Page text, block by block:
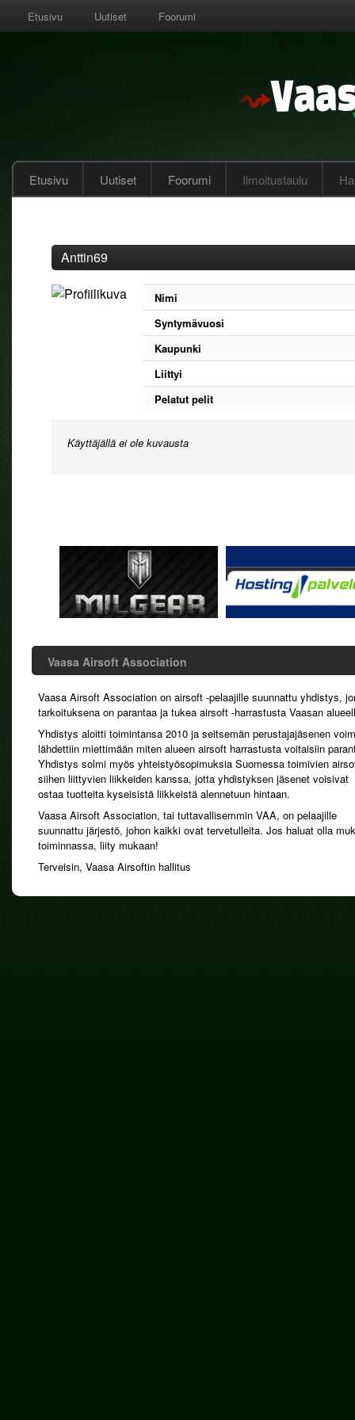
Etusivu Uutiset Foorumi
Etusivu Uutiset Foorumi Ilmoitustaulu
Anttin69
Nimi
Syntymävuosi
Kaupunki
Liittyi
Pelatut pelit
Käyttäjällä ei ole kuvausta
Vaasa Airsoft Association
Vaasa Airsoft Association on airsoft -pelaajille suunnattu yhdistys,
tarkoituksena on parantaa ja tukea airsoft -harrastusta Vaasan
Yhdistys aloitti toimintansa 2010 ja seitsemän perustajajäsenen
lähdettiin miettimään miten alueen airsoft harrastusta voitaisiin
Yhdistys solmi myös yhteistyösopimuksia Suomessa toimivien
siihen liittyvien liikkeiden kanssa, jotta yhdistyksen jäsenet voisivat
ostaa tuotteita kyseisistä liikkeistä alennetuun hintaan.
Vaasa Airsoft Association, tai tuttavallisemmin VAA, on pelaajille
suunnattu järjestö, johon kaikki ovat tervetulleita. Jos haluat olla
toiminnassa, liity mukaan!
Terveisin, Vaasa Airsoftin hallitus